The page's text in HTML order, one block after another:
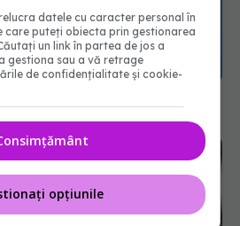
ficat gras, asociat cu efecte
datele cu caracter personal în
care puteți obiecta prin gestionarea
un link în partea de jos a
gestiona sau a vă retrage
de confidențialitate și cookie-
opțiunile